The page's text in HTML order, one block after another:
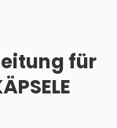
für